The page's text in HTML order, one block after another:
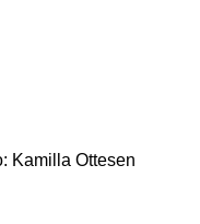
Kamilla Ottesen